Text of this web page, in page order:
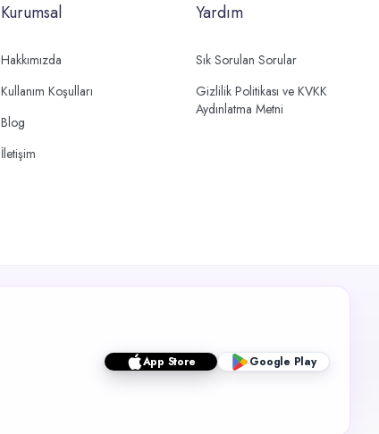
Kurumsal
Hakkımızda
Kullanım Koşulları
Blog
İletişim
Yardım
Sık Sorulan Sorular
Gizlilik Politikası ve KVKK
Aydınlatma Metni
App Store Google Play